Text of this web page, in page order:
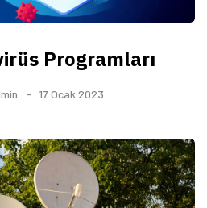
Programları
17 Ocak 2023